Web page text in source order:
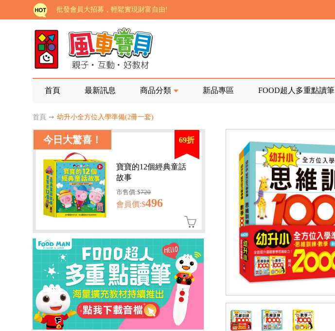
批發會員大招募，輕鬆實現財富自由!
如需更改或重開發票 需在訂單成立三天內通知客服 寄回發票需附上回郵郵票
老師您好!!幼教會員火熱招募中~
海外購物免煩惱！點我查看『海外購物流程說明』
家長樂了!「風車書版集團暨FOOD超人企業總部」目前正興建中!
老師您好!!幼教會員火熱招募中~
海外購物免煩惱！點我查看『海外購物流程說明』
首頁 最新訊息 商品分類 新品專區 FOOD超人多重點讀筆
首頁 ➙ 幼升小全方位入學準備(2冊一套)
今日大驚喜！ 69折
寶寶的12個經典童話
故事
市售價:$720
會員價:$496